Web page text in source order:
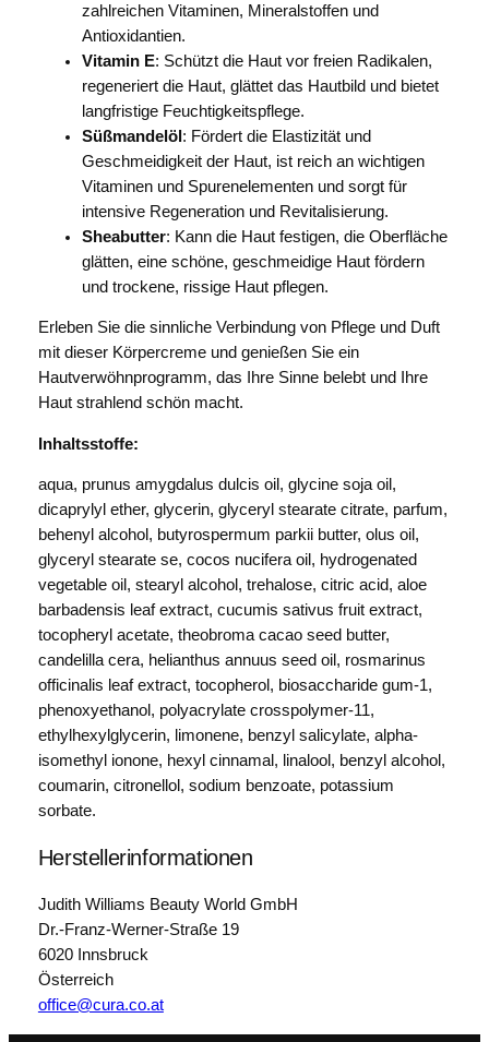
zahlreichen Vitaminen, Mineralstoffen und
Antioxidantien.
Vitamin E: Schützt die Haut vor freien Radikalen,
regeneriert die Haut, glättet das Hautbild und bietet
langfristige Feuchtigkeitspflege.
Süßmandelöl: Fördert die Elastizität und
Geschmeidigkeit der Haut, ist reich an wichtigen
Vitaminen und Spurenelementen und sorgt für
intensive Regeneration und Revitalisierung.
Sheabutter: Kann die Haut festigen, die Oberfläche
glätten, eine schöne, geschmeidige Haut fördern
und trockene, rissige Haut pflegen.
Erleben Sie die sinnliche Verbindung von Pflege und Duft
mit dieser Körpercreme und genießen Sie ein
Hautverwöhnprogramm, das Ihre Sinne belebt und Ihre
Haut strahlend schön macht.
Inhaltsstoffe:
aqua, prunus amygdalus dulcis oil, glycine soja oil,
dicaprylyl ether, glycerin, glyceryl stearate citrate, parfum,
behenyl alcohol, butyrospermum parkii butter, olus oil,
glyceryl stearate se, cocos nucifera oil, hydrogenated
vegetable oil, stearyl alcohol, trehalose, citric acid, aloe
barbadensis leaf extract, cucumis sativus fruit extract,
tocopheryl acetate, theobroma cacao seed butter,
candelilla cera, helianthus annuus seed oil, rosmarinus
officinalis leaf extract, tocopherol, biosaccharide gum-1,
phenoxyethanol, polyacrylate crosspolymer-11,
ethylhexylglycerin, limonene, benzyl salicylate, alpha-
isomethyl ionone, hexyl cinnamal, linalool, benzyl alcohol,
coumarin, citronellol, sodium benzoate, potassium
sorbate.
Herstellerinformationen
Judith Williams Beauty World GmbH
Dr.-Franz-Werner-Straße 19
6020 Innsbruck
Österreich
office@cura.co.at